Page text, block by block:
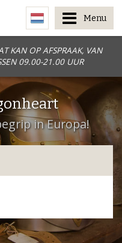
KAN OP AFSPRAAK, VAN
09.00-21.00 UUR
Menu
in Europa!